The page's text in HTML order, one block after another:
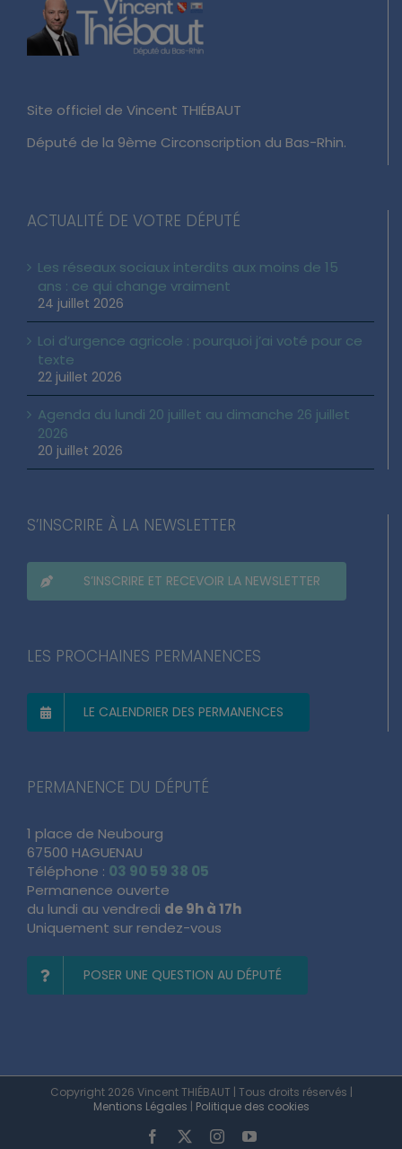
Site officiel de Vincent THIÉBAUT
Député de la 9ème Circonscription du Bas-Rhin.
ACTUALITÉ DE VOTRE DÉPUTÉ
Les réseaux sociaux interdits aux moins de 15
ans : ce qui change vraiment
24 juillet 2026
Loi d’urgence agricole : pourquoi j’ai voté pour ce
texte
22 juillet 2026
Agenda du lundi 20 juillet au dimanche 26 juillet
2026
20 juillet 2026
S’INSCRIRE À LA NEWSLETTER
S’INSCRIRE ET RECEVOIR LA NEWSLETTER
LES PROCHAINES PERMANENCES
LE CALENDRIER DES PERMANENCES
PERMANENCE DU DÉPUTÉ
1 place de Neubourg
67500 HAGUENAU
Téléphone : 03 90 59 38 05
Permanence ouverte
du lundi au vendredi de 9h à 17h
Uniquement sur rendez-vous
POSER UNE QUESTION AU DÉPUTÉ
Copyright 2026 Vincent THIÉBAUT | Tous droits réservés |
Mentions Légales | Politique des cookies
Facebook InstagramYouTube